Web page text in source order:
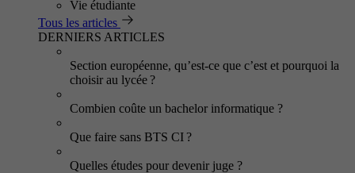
Vie étudiante
Tous les articles
DERNIERS ARTICLES
Section européenne, qu’est-ce que c’est et pourquoi la
choisir au lycée ?
Combien coûte un bachelor informatique ?
Que faire sans BTS CI ?
Quelles études pour devenir juge ?